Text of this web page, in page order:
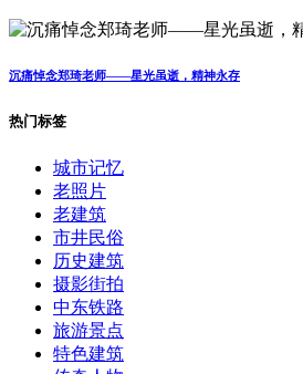
沉痛悼念郑琦老师——星光虽逝，精神永存
热门标签
城市记忆
老照片
老建筑
市井民俗
历史建筑
摄影街拍
中东铁路
旅游景点
特色建筑